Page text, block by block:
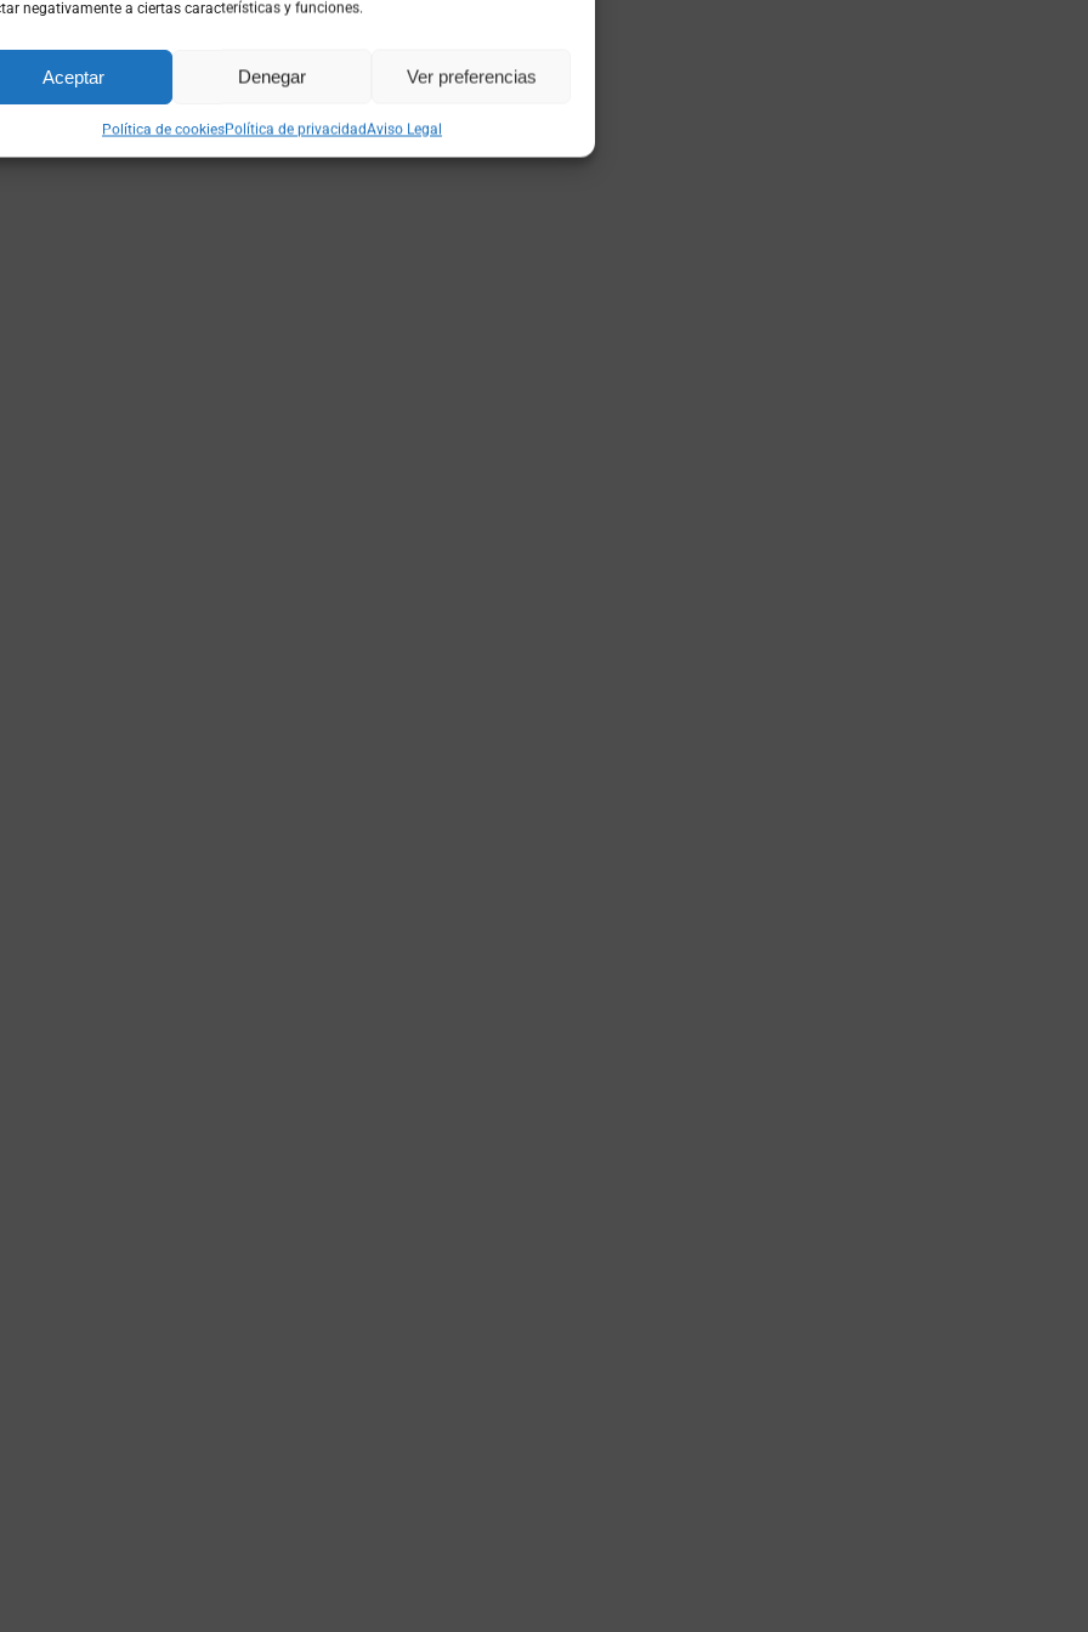
negativamente a ciertas características y funciones.
Aceptar Denegar Ver preferencias
Política de cookiesPolítica de privacidadAviso Legal